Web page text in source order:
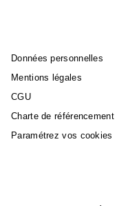
Données personnelles
Mentions légales
CGU
Charte de référencement
Paramétrez vos cookies